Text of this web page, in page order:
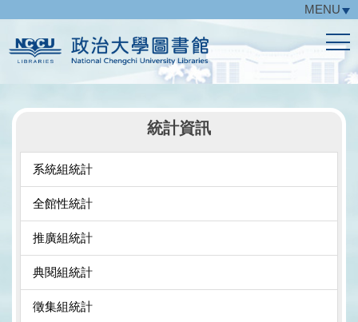
主
要
區
MENU
統計資訊
系統組統計
全館性統計
推廣組統計
典閱組統計
徵集組統計